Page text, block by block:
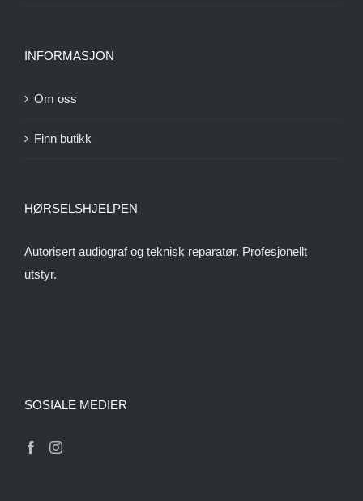
INFORMASJON
Om oss
Finn butikk
HØRSELSHJELPEN
Autorisert audiograf og teknisk reparatør. Profesjonellt
utstyr.
SOSIALE MEDIER